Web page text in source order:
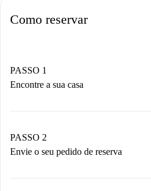
Como reservar
PASSO 1
Encontre a sua casa
Você tem todas as informações
antecipadamente.
PASSO 2
Envie o seu pedido de reserva